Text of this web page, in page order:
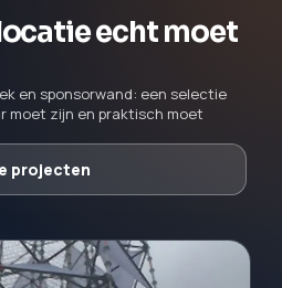
echt moet
en sponsorwand: een selectie
moet zijn en praktisch moet
projecten